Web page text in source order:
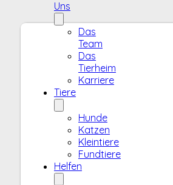
Uns
Das
Team
Das
Tierheim
Karriere
Tiere
Hunde
Katzen
Kleintiere
Fundtiere
Helfen